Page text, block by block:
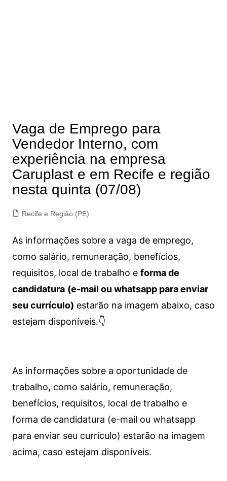
Vaga de Emprego para
Vendedor Interno, com
experiência na empresa
Caruplast e em Recife e região
nesta quinta (07/08)
Recife e Região (PE)
As informações sobre a vaga de emprego,
como salário, remuneração, benefícios,
requisitos, local de trabalho e forma de
candidatura (e-mail ou whatsapp para enviar
seu currículo) estarão na imagem abaixo, caso
estejam disponíveis.👇
As informações sobre a oportunidade de
trabalho, como salário, remuneração,
benefícios, requisitos, local de trabalho e
forma de candidatura (e-mail ou whatsapp
para enviar seu currículo) estarão na imagem
acima, caso estejam disponíveis.